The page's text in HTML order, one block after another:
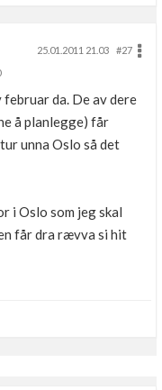
25.01.2011 21.03
#27
da. De av dere
å planlegge) får
unna Oslo så det
i Oslo som jeg skal
får dra rævva si hit